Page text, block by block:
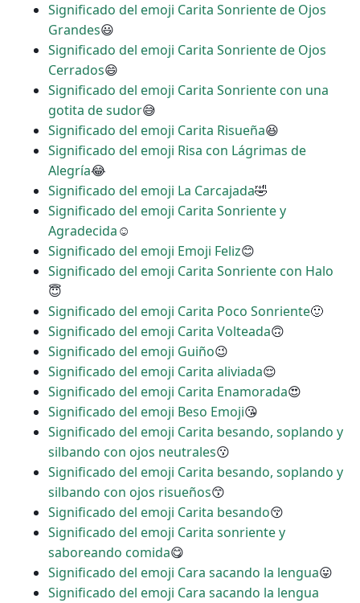
Significado del emoji Carita Sonriente de Ojos
Grandes😃
Significado del emoji Carita Sonriente de Ojos
Cerrados😄
Significado del emoji Carita Sonriente con una
gotita de sudor😅
Significado del emoji Carita Risueña😆
Significado del emoji Risa con Lágrimas de
Alegría😂
Significado del emoji La Carcajada🤣
Significado del emoji Carita Sonriente y
Agradecida☺
Significado del emoji Emoji Feliz😊
Significado del emoji Carita Sonriente con Halo
😇
Significado del emoji Carita Poco Sonriente🙂
Significado del emoji Carita Volteada🙃
Significado del emoji Guiño😉
Significado del emoji Carita aliviada😌
Significado del emoji Carita Enamorada😍
Significado del emoji Beso Emoji😘
Significado del emoji Carita besando, soplando y
silbando con ojos neutrales😗
Significado del emoji Carita besando, soplando y
silbando con ojos risueños😙
Significado del emoji Carita besando😚
Significado del emoji Carita sonriente y
saboreando comida😋
Significado del emoji Cara sacando la lengua😛
Significado del emoji Cara sacando la lengua